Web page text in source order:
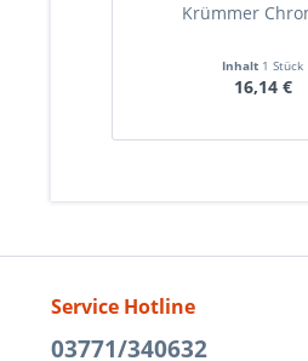
Krümmer
Inhalt 1 Stück
16,14 €
Service Hotline
03771/340632